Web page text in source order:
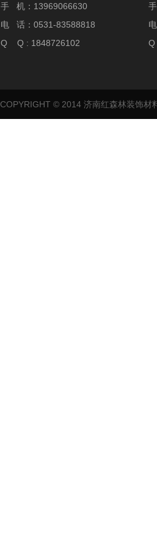
手 机：13969066630
电 话：0531-83588818
Q Q : 1848726102
COPYRIGHT © 2014 济南红森林装饰材